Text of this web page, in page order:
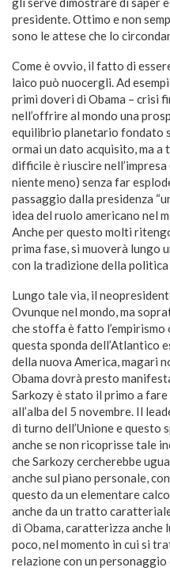
presidente. Ottimo e non
sono le attese che lo
Come è ovvio, il fatto di
laico può nuocergli. Ad
primi doveri di Obama – crisi
nell’offrire al mondo una
equilibrio planetario fondato
ormai un dato acquisito, ma
difficile è riuscire
niente meno) senza far
passaggio dalla presidenza
idea del ruolo americano nel
Anche per questo molti
prima fase, si muoverà lungo
con la tradizione della
Lungo tale via, il
Ovunque nel mondo, ma
che stoffa è fatto l’empirismo
questa sponda dell’Atlantico
della nuova America, magari
Obama dovrà presto
Sarkozy è stato il primo a
all’alba del 5 novembre. Il
di turno dell’Unione e questo
anche se non ricoprisse tale
che Sarkozy cercherebbe
anche sul piano personale,
questo da un elementare
anche da un tratto
di Obama, caratterizza anche
poco, nel momento in cui si
relazione con un personaggio